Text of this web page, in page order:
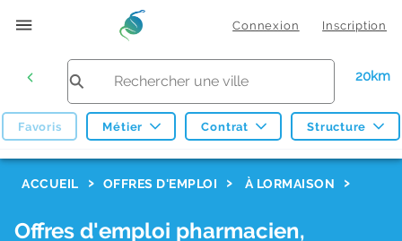
Connexion Inscription
20km
Favoris Métier Contrat Structure
ACCUEIL OFFRES D'EMPLOI À LORMAISON
Offres d'emploi pharmacien,